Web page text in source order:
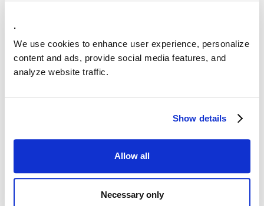
.
We use cookies to enhance user experience, personalize
content and ads, provide social media features, and
analyze website traffic.
Show details
Allow all
Necessary only
Met functionaliteiten zoals Datakwaliteit, High
Onze software en bijpassende functionaliteiten